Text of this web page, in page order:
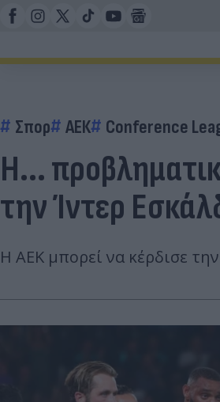
Σπορ ΑΕΚ Conference
Η...
την Ίντερ
Η ΑΕΚ μπορεί να κέρδισε